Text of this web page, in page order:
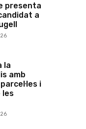
presenta
a
la
amb
i
les